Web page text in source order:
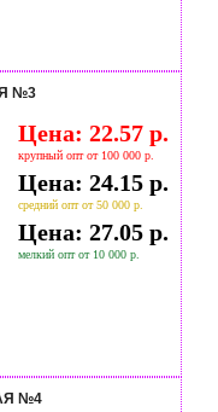
№3
Цена: 22.57 р.
крупный опт от 100 000 р.
Цена: 24.15 р.
средний опт от 50 000 р.
Цена: 27.05 р.
мелкий опт от 10 000 р.
№4